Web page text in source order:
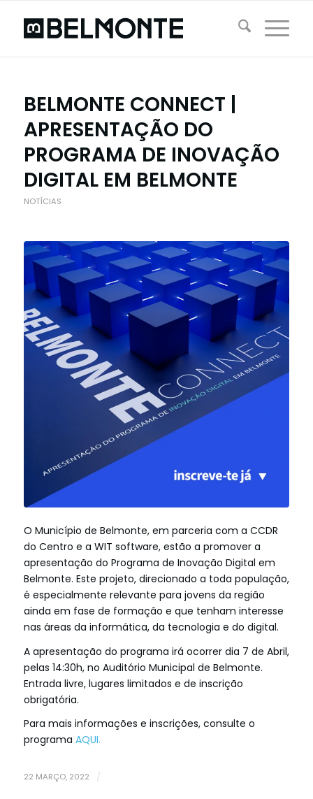
BELMONTE CONNECT |
APRESENTAÇÃO DO
PROGRAMA DE INOVAÇÃO
DIGITAL EM BELMONTE
NOTÍCIAS
O Município de Belmonte, em parceria com a CCDR
do Centro e a WIT software, estão a promover a
apresentação do Programa de Inovação Digital em
Belmonte. Este projeto, direcionado a toda população,
é especialmente relevante para jovens da região
ainda em fase de formação e que tenham interesse
nas áreas da informática, da tecnologia e do digital.
A apresentação do programa irá ocorrer dia 7 de Abril,
pelas 14:30h, no Auditório Municipal de Belmonte.
Entrada livre, lugares limitados e de inscrição
obrigatória.
Para mais informações e inscrições, consulte o
programa AQUI.
22 MARÇO, 2022 /